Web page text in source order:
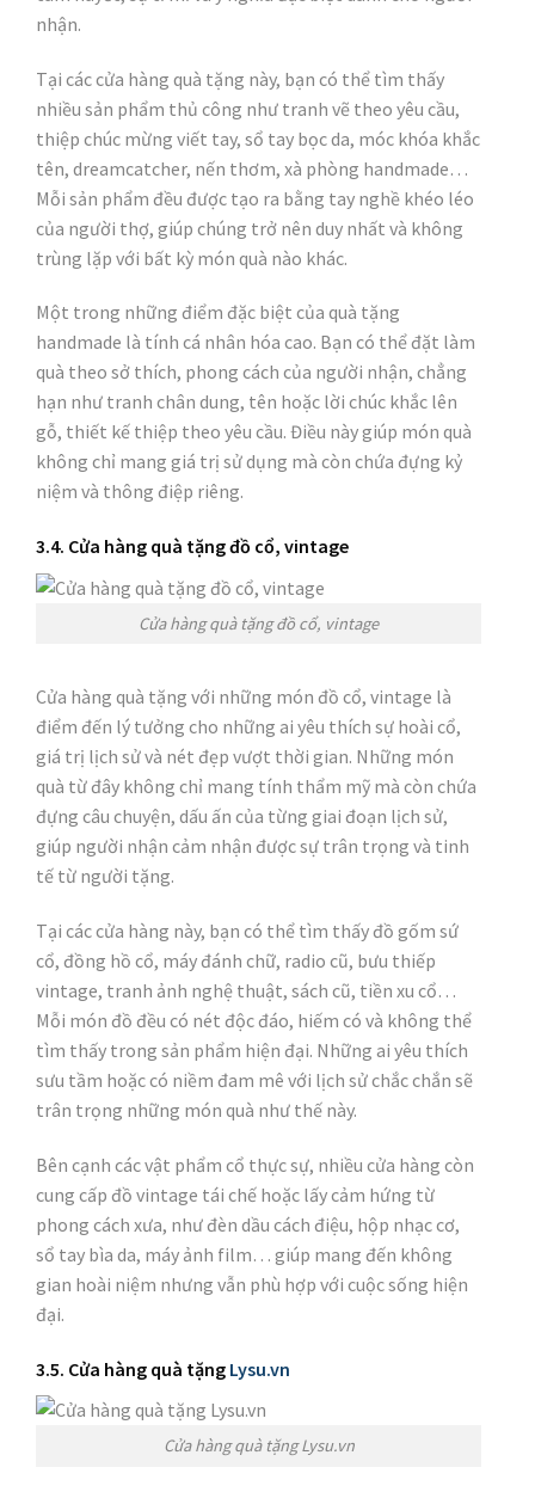
nhận.
Tại các cửa hàng quà tặng này, bạn có thể tìm thấy
nhiều sản phẩm thủ công như tranh vẽ theo yêu cầu,
thiệp chúc mừng viết tay, sổ tay bọc da, móc khóa khắc
tên, dreamcatcher, nến thơm, xà phòng handmade…
Mỗi sản phẩm đều được tạo ra bằng tay nghề khéo léo
của người thợ, giúp chúng trở nên duy nhất và không
trùng lặp với bất kỳ món quà nào khác.
Một trong những điểm đặc biệt của quà tặng
handmade là tính cá nhân hóa cao. Bạn có thể đặt làm
quà theo sở thích, phong cách của người nhận, chẳng
hạn như tranh chân dung, tên hoặc lời chúc khắc lên
gỗ, thiết kế thiệp theo yêu cầu. Điều này giúp món quà
không chỉ mang giá trị sử dụng mà còn chứa đựng kỷ
niệm và thông điệp riêng.
3.4. Cửa hàng quà tặng đồ cổ, vintage
Cửa hàng quà tặng đồ cổ, vintage
Cửa hàng quà tặng với những món đồ cổ, vintage là
điểm đến lý tưởng cho những ai yêu thích sự hoài cổ,
giá trị lịch sử và nét đẹp vượt thời gian. Những món
quà từ đây không chỉ mang tính thẩm mỹ mà còn chứa
đựng câu chuyện, dấu ấn của từng giai đoạn lịch sử,
giúp người nhận cảm nhận được sự trân trọng và tinh
tế từ người tặng.
Tại các cửa hàng này, bạn có thể tìm thấy đồ gốm sứ
cổ, đồng hồ cổ, máy đánh chữ, radio cũ, bưu thiếp
vintage, tranh ảnh nghệ thuật, sách cũ, tiền xu cổ…
Mỗi món đồ đều có nét độc đáo, hiếm có và không thể
tìm thấy trong sản phẩm hiện đại. Những ai yêu thích
sưu tầm hoặc có niềm đam mê với lịch sử chắc chắn sẽ
trân trọng những món quà như thế này.
Bên cạnh các vật phẩm cổ thực sự, nhiều cửa hàng còn
cung cấp đồ vintage tái chế hoặc lấy cảm hứng từ
phong cách xưa, như đèn dầu cách điệu, hộp nhạc cơ,
sổ tay bìa da, máy ảnh film… giúp mang đến không
gian hoài niệm nhưng vẫn phù hợp với cuộc sống hiện
đại.
3.5. Cửa hàng quà tặng Lysu.vn
Cửa hàng quà tặng Lysu.vn